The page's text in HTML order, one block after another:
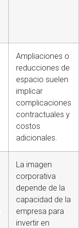
Ampliaciones o
reducciones de
espacio suelen
implicar
complicaciones
contractuales y
costos
adicionales.
La imagen
corporativa
depende de la
capacidad de la
empresa para
invertir en